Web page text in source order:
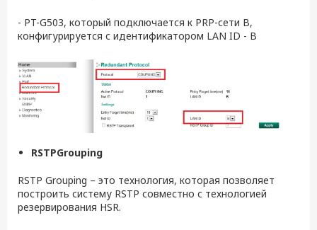
- PT-G503, который подключается к PRP-сети B,
конфигурируется с идентификатором LAN ID - B
RSTPGrouping
RSTP Grouping – это технология, которая позволяет
построить систему RSTP совместно с технологией
резервирования HSR.